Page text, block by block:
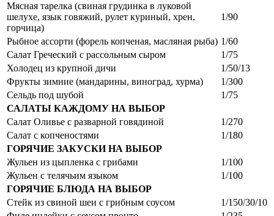
Мясная тарелка (свиная грудинка в луковой
шелухе, язык говяжий, рулет куриный, хрен,
горчица)
1/90
Рыбное ассорти (форель копченая, масляная рыба) 1/60
Салат Греческий с рассольным сыром
1/75
Холодец из крупной дичи
1/50/13
Фрукты зимние (мандарины, виноград, хурма)
1/300
Сельдь под шубой
1/75
САЛАТЫ КАЖДОМУ НА ВЫБОР
Салат Оливье с разварной говядиной
1/270
Салат с копченостями
1/180
ГОРЯЧИЕ ЗАКУСКИ НА ВЫБОР
Жульен из цыпленка с грибами
1/100
Жульен с телячьим языком
1/100
ГОРЯЧИЕ БЛЮДА НА ВЫБОР
Стейк из свиной шеи с грибным соусом
1/150/30/10